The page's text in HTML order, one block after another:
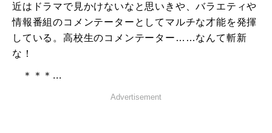
近はドラマで見かけないなと思いきや、バラエティや
情報番組のコメンテーターとしてマルチな才能を発揮
している。高校生のコメンテーター……なんて斬新
な！
＊＊＊...
Advertisement